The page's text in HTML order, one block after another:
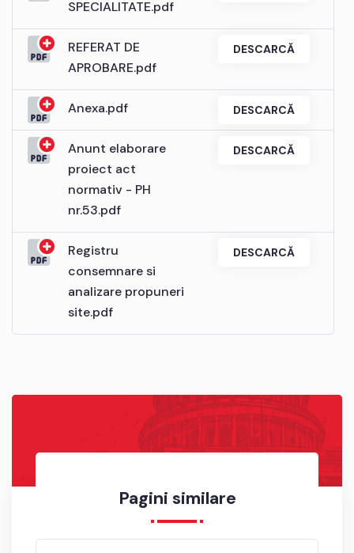
Pagini similare
SPECIALITATE.pdf
REFERAT DE
APROBARE.pdf
DESCARCĂ
Anexa.pdf DESCARCĂ
Anunt elaborare
proiect act
normativ - PH
nr.53.pdf
DESCARCĂ
Registru
consemnare si
analizare propuneri
site.pdf
DESCARCĂ